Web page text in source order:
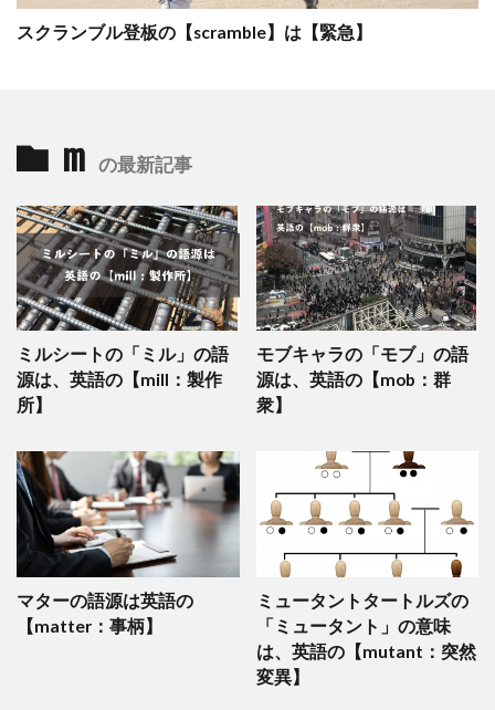
スクランブル登板の【scramble】は【緊急】
m の最新記事
ミルシートの「ミル」の語
源は、英語の【mill：製作
所】
モブキャラの「モブ」の語
源は、英語の【mob：群
衆】
マターの語源は英語の
【matter：事柄】
ミュータントタートルズの
「ミュータント」の意味
は、英語の【mutant：突然
変異】